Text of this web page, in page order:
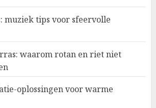
muziek tips voor sfeervolle
waarom rotan en riet niet
oplossingen voor warme